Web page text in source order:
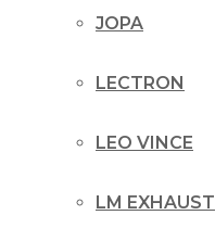
JOPA
LECTRON
LEO VINCE
LM EXHAUST